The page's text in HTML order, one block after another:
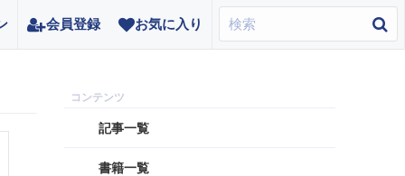
会員登録 お気に入り
記事一覧
書籍一覧